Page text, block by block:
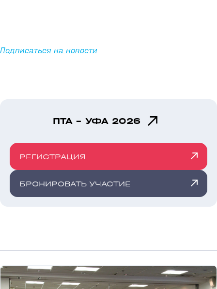
Подписаться на новости
ПТА - УФА 2026
РЕГИСТРАЦИЯ
БРОНИРОВАТЬ УЧАСТИЕ